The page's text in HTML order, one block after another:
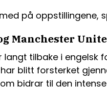
på oppstillingene,
Manchester
tilbake i engelsk
blitt forsterket
bidrar til den